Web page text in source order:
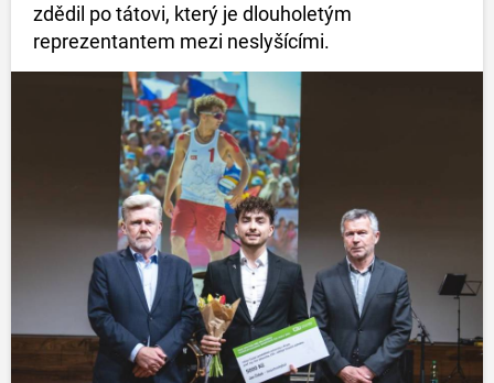
zdědil po tátovi, který je dlouholetým
reprezentantem mezi neslyšícími.